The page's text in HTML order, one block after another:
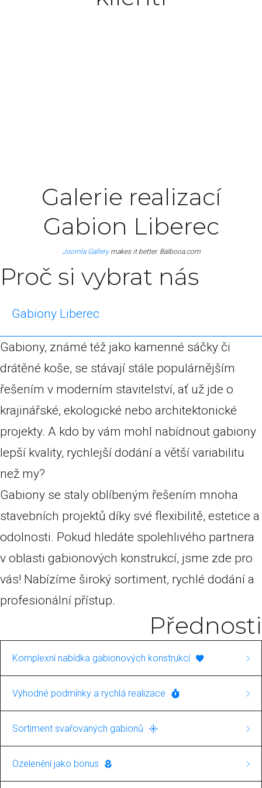
Galerie realizací
Gabion Liberec
Joomla Gallerymakes it better. Balbooa.com
Proč si vybrat nás
Gabiony Liberec
Gabiony, známé též jako kamenné sáčky či
drátěné koše, se stávají stále populárnějším
řešením v moderním stavitelství, ať už jde o
krajinářské, ekologické nebo architektonické
projekty. A kdo by vám mohl nabídnout gabiony
lepší kvality, rychlejší dodání a větší variabilitu
než my?
Gabiony se staly oblíbeným řešením mnoha
stavebních projektů díky své flexibilitě, estetice a
odolnosti. Pokud hledáte spolehlivého partnera
v oblasti gabionových konstrukcí, jsme zde pro
vás! Nabízíme široký sortiment, rychlé dodání a
profesionální přístup.
Přednosti
Komplexní nabídka gabionových konstrukcí
Naše společnost se specializuje na výstavbu
gabionových konstrukcí. V rámci této služby
nabízíme jak svařované, tak i pletené gabiony.
To zajišťuje širokou škálu aplikací, od
jednoduchých dekorativních prvků až po
Výhodné podmínky a rychlá realizace
Ponosíme se rychlými dodacími lhůtami a
nabízíme výrobky za skvělé ceny. Pro nás je
důležitá nejen kvalita, ale i spokojenost
zákazníků s cenovou nabídkou a rychlostí
Sortiment svařovaných gabionů
Máte zájem o svařované gabiony? U nás najdete
kompletní nabídku těchto výrobků, vhodných
Ozelenění jako bonus